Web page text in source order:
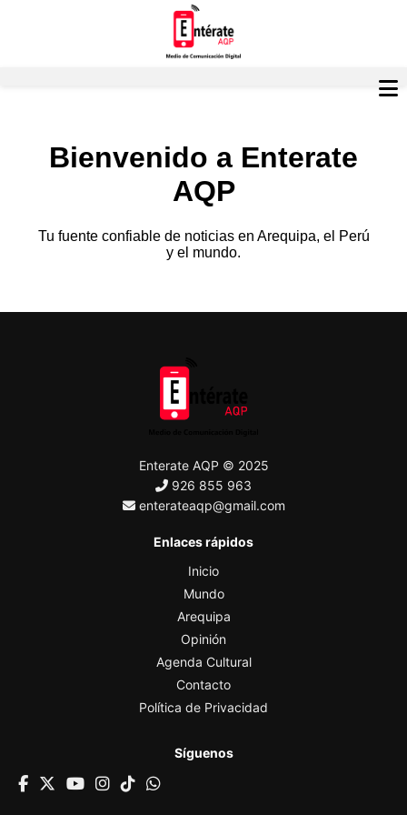
Bienvenido a Enterate
AQP
Tu fuente confiable de noticias en Arequipa, el Perú
y el mundo.
Enterate AQP © 2025
926 855 963
enterateaqp@gmail.com
Enlaces rápidos
Inicio
Mundo
Arequipa
Opinión
Agenda Cultural
Contacto
Política de Privacidad
Síguenos